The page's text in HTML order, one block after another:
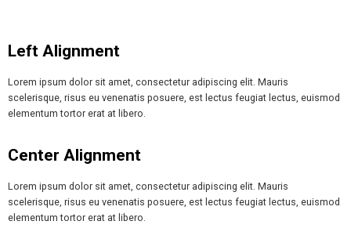
Left Alignment
Lorem ipsum dolor sit amet, consectetur adipiscing elit. Mauris
scelerisque, risus eu venenatis posuere, est lectus feugiat lectus, euismod
elementum tortor erat at libero.
Center Alignment
Lorem ipsum dolor sit amet, consectetur adipiscing elit. Mauris
scelerisque, risus eu venenatis posuere, est lectus feugiat lectus, euismod
elementum tortor erat at libero.